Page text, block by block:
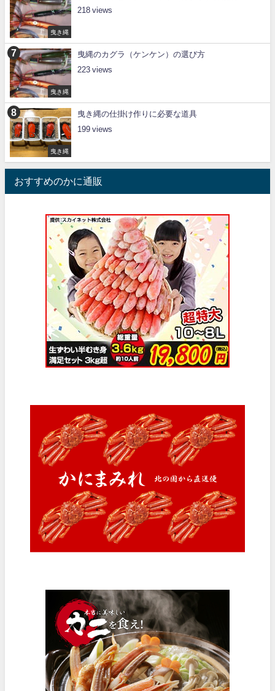
曳き縄
218
曳き縄
曳縄のカグラ（ケンケン）の選び方
223
曳き縄
曳き縄の仕掛け作りに必要な道具
199
おすすめのかに通販